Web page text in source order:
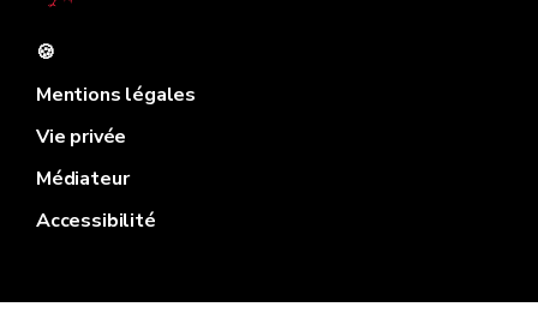
🍪
Mentions légales
Vie privée
Médiateur
Accessibilité